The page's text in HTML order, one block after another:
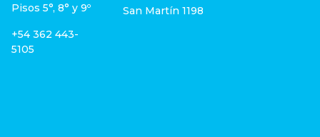
Pisos 5°, 8° y 9º
+54 362 443-
5105
San Martín 1198